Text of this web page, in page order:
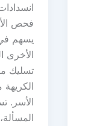
فحص
يسهم
الأخرى
تسليك
الأسر.